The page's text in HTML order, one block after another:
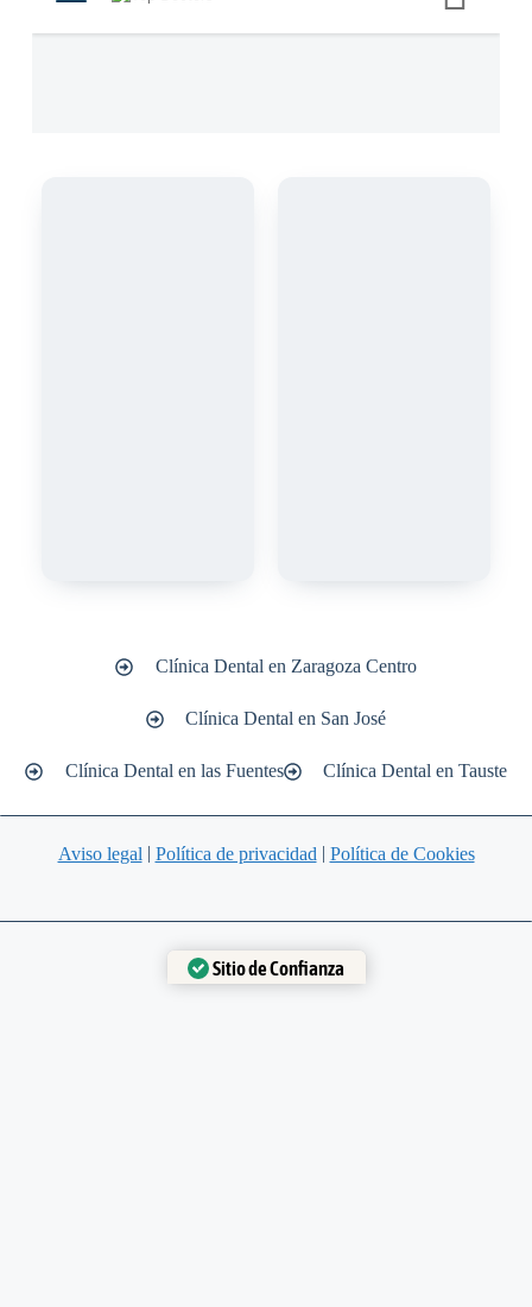
Clínica Dental en Zaragoza Centro
Clínica Dental en San José
Clínica Dental en las Fuentes Clínica Dental en Tauste
Aviso legal | Política de privacidad | Política de Cookies
Sitio de Confianza